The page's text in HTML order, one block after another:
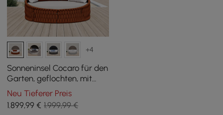
+4
Sonneninsel Cocaro für den
Garten, geflochten, mit
Aluminiumrahmen und
Sonnendach, wetterfest,
grau
Neu Tieferer Preis
1.899,99 € 1.999,99 €